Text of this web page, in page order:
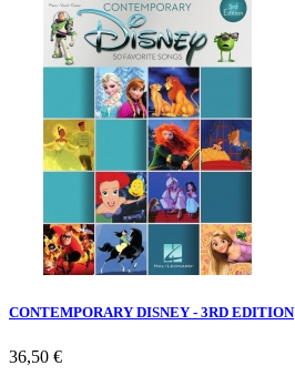
CONTEMPORARY DISNEY - 3RD EDITION
Prezzo
36,50 €